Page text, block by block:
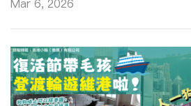
Mar 6, 2026